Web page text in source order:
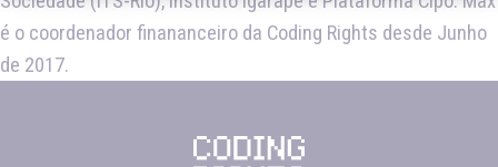
é o coordenador finananceiro da Coding Rights desde Junho
de 2017.